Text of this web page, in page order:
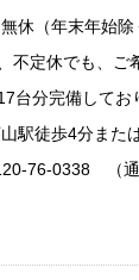
休（年末年始除
不定休でも、ご
台分完備して
駅徒歩4分また
76-0338 （通